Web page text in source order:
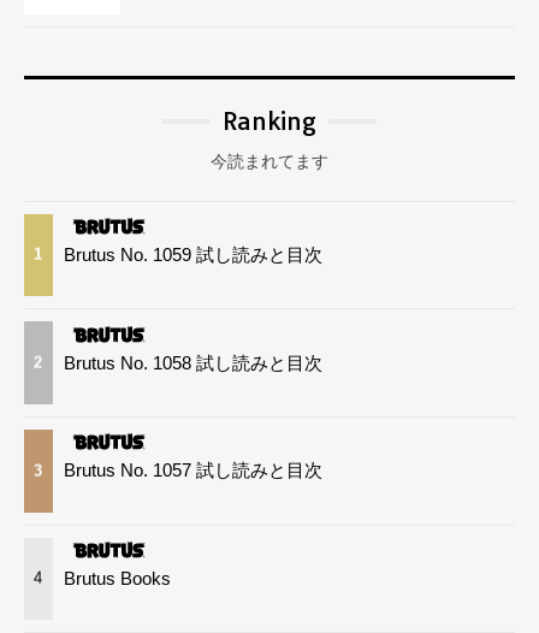
Ranking
今読まれてます
1 Brutus No. 1059 試し読みと目次
2 Brutus No. 1058 試し読みと目次
3 Brutus No. 1057 試し読みと目次
4 Brutus Books